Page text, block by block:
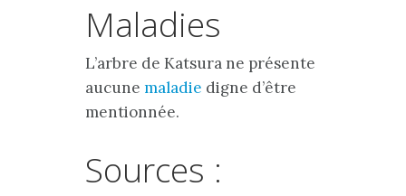
Maladies
L’arbre de Katsura ne présente
aucune maladie digne d’être
mentionnée.
Sources :